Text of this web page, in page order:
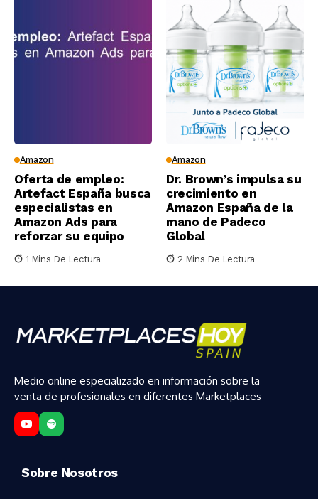
Amazon
Oferta de empleo:
Artefact España busca
especialistas en
Amazon Ads para
reforzar su equipo
1 Mins De Lectura
Amazon
Dr. Brown’s impulsa su
crecimiento en
Amazon España de la
mano de Padeco
Global
2 Mins De Lectura
Medio online especializado en información sobre la
venta de profesionales en diferentes Marketplaces
Sobre Nosotros